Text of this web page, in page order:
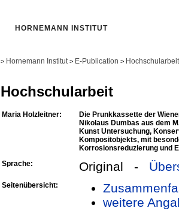
HORNEMANN INSTITUT
> Hornemann Institut > E-Publication >
Hochschularbeit
Maria Holzleitner:
Die Prunkkassette der
Nikolaus Dumbas aus dem
Kunst Untersuchung,
Kompositobjekts, mit
Korrosionsreduzierung und
Sprache:
Original -
Seitenübersicht:
weitere